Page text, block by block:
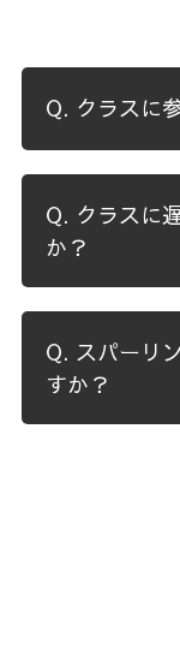
Q. クラスに
Q. クラスに
か？
Q. スパーリ
すか？